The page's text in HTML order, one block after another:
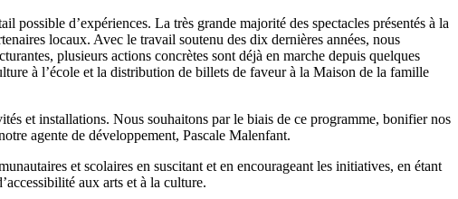
d’expériences. La très grande majorité des spectacles présentés à la
locaux. Avec le travail soutenu des dix dernières années, nous
plusieurs actions concrètes sont déjà en marche depuis quelques
à l’école et la distribution de billets de faveur à la Maison de la famille
et installations. Nous souhaitons par le biais de ce programme, bonifier nos
agente de développement, Pascale Malenfant.
et scolaires en suscitant et en encourageant les initiatives, en étant
aux arts et à la culture.